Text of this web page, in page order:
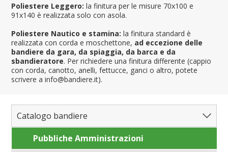
Poliestere Leggero: la finitura per le misure 70x100 e
91x140 è realizzata solo con asola.
Poliestere Nautico e stamina: la finitura standard è
realizzata con corda e moschettone, ad eccezione delle
bandiere da gara, da spiaggia, da barca e da
sbandieratore. Per richiedere una finitura differente (cappio
con corda, canotto, anelli, fettucce, ganci o altro, potete
scrivere a info@bandiere.it).
Catalogo bandiere
Bandiere del Mondo
Pubbliche Amministrazioni